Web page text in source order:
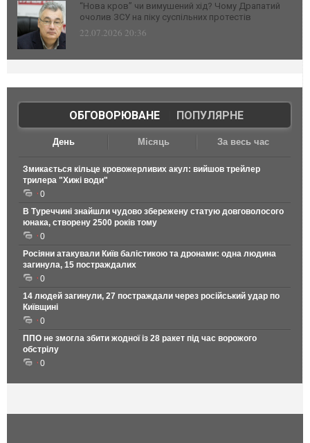
“Нова кров” чи вимушений хід? Чому Драпатий
очолив ЗСУ на піку суспільних протестів
22.07.2026 20:36
ОБГОВОРЮВАНЕ| ПОПУЛЯРНЕ
День Місяць За весь час
Змикається кільце кровожерливих акул: вийшов трейлер
трилера "Хижі води"
0
В Туреччині знайшли чудово збережену статую довговолосого
юнака, створену 2500 років тому
0
Росіяни атакували Київ балістикою та дронами: одна людина
загинула, 15 постраждалих
0
14 людей загинули, 27 постраждали через російський удар по
Київщині
0
ППО не змогла збити жодної із 28 ракет під час ворожого
обстрілу
0